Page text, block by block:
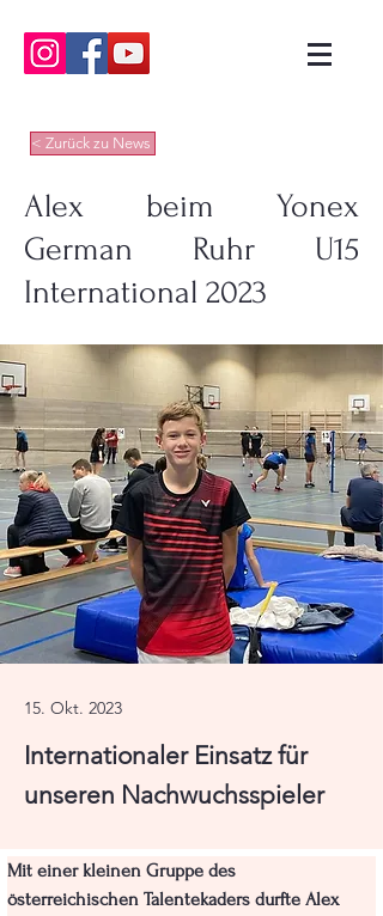
< Zurück zu News
Alex beim Yonex
German Ruhr U15
International 2023
15. Okt. 2023
Internationaler Einsatz für
unseren Nachwuchsspieler
Mit einer kleinen Gruppe des
österreichischen Talentekaders durfte Alex